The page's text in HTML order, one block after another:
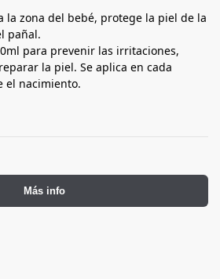
la zona del bebé, protege la piel de la
pañal.
para prevenir las irritaciones,
la piel. Se aplica en cada
el nacimiento.
Más info